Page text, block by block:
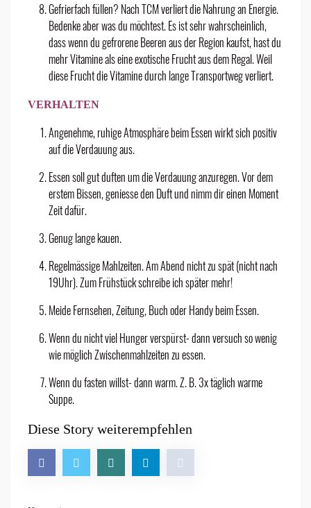
Gefrierfach füllen? Nach TCM verliert die Nahrung an Energie.
Bedenke aber was du möchtest. Es ist sehr wahrscheinlich,
dass wenn du gefrorene Beeren aus der Region kaufst, hast du
mehr Vitamine als eine exotische Frucht aus dem Regal. Weil
diese Frucht die Vitamine durch lange Transportweg verliert.
VERHALTEN
Angenehme, ruhige Atmosphäre beim Essen wirkt sich positiv
auf die Verdauung aus.
Essen soll gut duften um die Verdauung anzuregen. Vor dem
erstem Bissen, geniesse den Duft und nimm dir einen Moment
Zeit dafür.
Genug lange kauen.
Regelmässige Mahlzeiten. Am Abend nicht zu spät (nicht nach
19Uhr). Zum Frühstück schreibe ich später mehr!
Meide Fernsehen, Zeitung, Buch oder Handy beim Essen.
Wenn du nicht viel Hunger verspürst- dann versuch so wenig
wie möglich Zwischenmahlzeiten zu essen.
Wenn du fasten willst- dann warm. Z. B. 3x täglich warme
Suppe.
Diese Story weiterempfehlen